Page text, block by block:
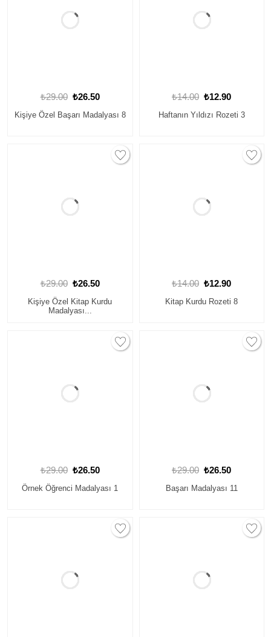
₺29.00 ₺26.50
Kişiye Özel Başarı Madalyası 8
₺14.00 ₺12.90
Haftanın Yıldızı Rozeti 3
₺29.00 ₺26.50
Kişiye Özel Kitap Kurdu
Madalyası...
₺14.00 ₺12.90
Kitap Kurdu Rozeti 8
₺29.00 ₺26.50
Örnek Öğrenci Madalyası 1
₺29.00 ₺26.50
Başarı Madalyası 11